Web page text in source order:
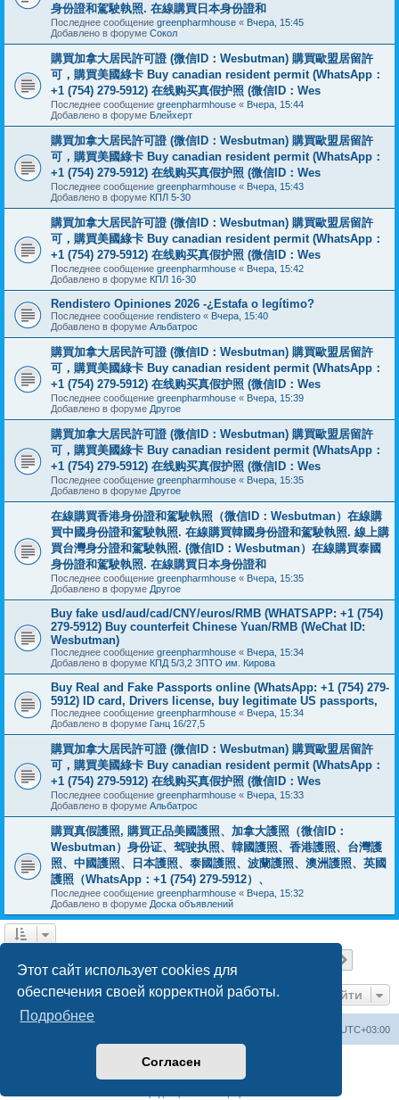
Этот сайт использует cookies для
обеспечения своей корректной работы.
Подробнее
Согласен
身份證和駕駛執照. 在線購買日本身份證和
Последнее сообщение greenpharmhouse « Вчера, 15:45
Добавлено в форуме Сокол
購買加拿大居民許可證 (微信ID：Wesbutman) 購買歐盟居留許
可，購買美國綠卡 Buy canadian resident permit (WhatsApp：
+1 (754) 279-5912) 在线购买真假护照 (微信ID：Wes
Последнее сообщение greenpharmhouse « Вчера, 15:44
Добавлено в форуме Блейхерт
購買加拿大居民許可證 (微信ID：Wesbutman) 購買歐盟居留許
可，購買美國綠卡 Buy canadian resident permit (WhatsApp：
+1 (754) 279-5912) 在线购买真假护照 (微信ID：Wes
Последнее сообщение greenpharmhouse « Вчера, 15:43
Добавлено в форуме КПЛ 5-30
購買加拿大居民許可證 (微信ID：Wesbutman) 購買歐盟居留許
可，購買美國綠卡 Buy canadian resident permit (WhatsApp：
+1 (754) 279-5912) 在线购买真假护照 (微信ID：Wes
Последнее сообщение greenpharmhouse « Вчера, 15:42
Добавлено в форуме КПЛ 16-30
Rendistero Opiniones 2026 -¿Estafa o legítimo?
Последнее сообщение rendistero « Вчера, 15:40
Добавлено в форуме Альбатрос
購買加拿大居民許可證 (微信ID：Wesbutman) 購買歐盟居留許
可，購買美國綠卡 Buy canadian resident permit (WhatsApp：
+1 (754) 279-5912) 在线购买真假护照 (微信ID：Wes
Последнее сообщение greenpharmhouse « Вчера, 15:39
Добавлено в форуме Другое
購買加拿大居民許可證 (微信ID：Wesbutman) 購買歐盟居留許
可，購買美國綠卡 Buy canadian resident permit (WhatsApp：
+1 (754) 279-5912) 在线购买真假护照 (微信ID：Wes
Последнее сообщение greenpharmhouse « Вчера, 15:35
Добавлено в форуме Другое
在線購買香港身份證和駕駛執照（微信ID：Wesbutman）在線購
買中國身份證和駕駛執照. 在線購買韓國身份證和駕駛執照. 線上購
買台灣身分證和駕駛執照. (微信ID：Wesbutman）在線購買泰國
身份證和駕駛執照. 在線購買日本身份證和
Последнее сообщение greenpharmhouse « Вчера, 15:35
Добавлено в форуме Другое
Buy fake usd/aud/cad/CNY/euros/RMB (WHATSAPP: +1 (754)
279-5912) Buy counterfeit Chinese Yuan/RMB (WeChat ID:
Wesbutman)
Последнее сообщение greenpharmhouse « Вчера, 15:34
Добавлено в форуме КПД 5/3,2 ЗПТО им. Кирова
Buy Real and Fake Passports online (WhatsApp: +1 (754) 279-
5912) ID card, Drivers license, buy legitimate US passports,
Последнее сообщение greenpharmhouse « Вчера, 15:34
Добавлено в форуме Ганц 16/27,5
購買加拿大居民許可證 (微信ID：Wesbutman) 購買歐盟居留許
可，購買美國綠卡 Buy canadian resident permit (WhatsApp：
+1 (754) 279-5912) 在线购买真假护照 (微信ID：Wes
Последнее сообщение greenpharmhouse « Вчера, 15:33
Добавлено в форуме Альбатрос
購買真假護照, 購買正品美國護照、加拿大護照（微信ID：
Wesbutman）身份证、驾驶执照、韓國護照、香港護照、台灣護
照、中國護照、日本護照、泰國護照、波蘭護照、澳洲護照、英國
護照（WhatsApp：+1 (754) 279-5912）、
Последнее сообщение greenpharmhouse « Вчера, 15:32
Добавлено в форуме Доска объявлений
Перейти
UTC+03:00
Создано на основеphpBB® Forum Software © phpBB Limited
Русская поддержка phpBB